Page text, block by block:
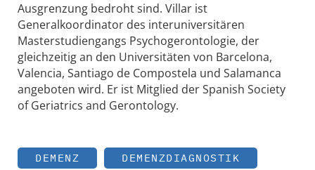
Ausgrenzung bedroht sind. Villar ist
Generalkoordinator des interuniversitären
Masterstudiengangs Psychogerontologie, der
gleichzeitig an den Universitäten von Barcelona,
Valencia, Santiago de Compostela und Salamanca
angeboten wird. Er ist Mitglied der Spanish Society
of Geriatrics and Gerontology.
DEMENZ DEMENZDIAGNOSTIK